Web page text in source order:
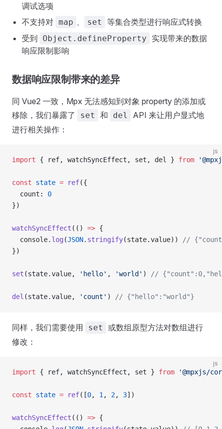
调试选项
不支持对 map 、 set
等集合类型进行响应式转换
受到
Object.defineProperty
实现带来的数据
响应限制影响
数据响应限制带来的差异
同 Vue2 一致，Mpx 无法感知到对象 property 的添加或
移除，我们暴露了
set 和 del
API 来让用户显式地
进行相关操作：
js
import { ref, watchSyncEffect, set, del } from
const state = ref({
  count:
0
})
watchSyncEffect (() => {
  console.
log (JSON. stringify(state.value))
//
})
set (state.value, 'hello' , 'world' ) //
del (state.value, 'count' ) // {"hello":"world"}
同样，我们需要使用 set
或数组原型方法对数组进行
修改：
js
import { ref, watchSyncEffect, set } from '@mpxjs/
const state = ref([0, 1 , 2, 3])
watchSyncEffect (() => {